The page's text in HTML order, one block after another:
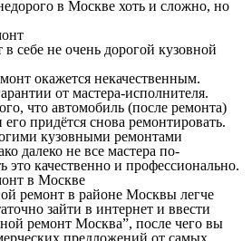
в Москве хоть и сложно, но
себе не очень дорогой кузовной
окажется некачественным.
от мастера-исполнителя.
что автомобиль (после ремонта)
придётся снова ремонтировать.
кузовными ремонтами
далеко не все мастера по-
это качественно и профессионально.
в Москве
ремонт в районе Москвы легче
зайти в интернет и ввести
ремонт Москва”, после чего вы
предложений от самых